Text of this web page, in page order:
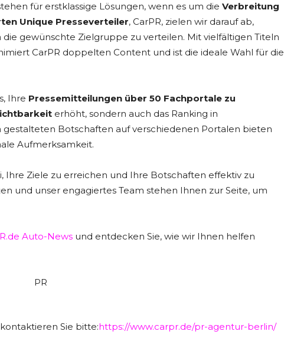
für erstklassige Lösungen, wenn es um die Verbreitung
Unique Presseverteiler, CarPR, zielen wir darauf ab,
gewünschte Zielgruppe zu verteilen. Mit vielfältigen Titeln
CarPR doppelten Content und ist die ideale Wahl für die
Ihre Pressemitteilungen über 50 Fachportale zu
erhöht, sondern auch das Ranking in
Botschaften auf verschiedenen Portalen bieten
Aufmerksamkeit.
Ihre Ziele zu erreichen und Ihre Botschaften effektiv zu
und unser engagiertes Team stehen Ihnen zur Seite, um
Auto-News und entdecken Sie, wie wir Ihnen helfen
Sie bitte:https://www.carpr.de/pr-agentur-berlin/